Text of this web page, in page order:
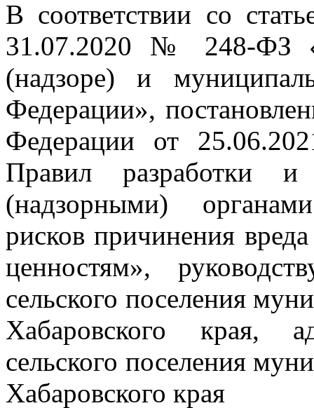
В соответствии со
31.07.2020 № 248-ФЗ
(надзоре) и
Федерации»,
Федерации от
Правил разработки и
(надзорными)
рисков причинения
ценностям»,
сельского поселения
Хабаровского края,
сельского поселения
Хабаровского края